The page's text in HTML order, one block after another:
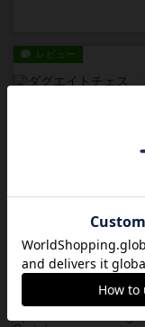
レビュー
レビュー